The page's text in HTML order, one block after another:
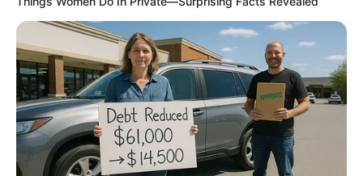
22,000 Sales. 0.6% Refund Rate. What This AI
Business Gets Right
ROOM30